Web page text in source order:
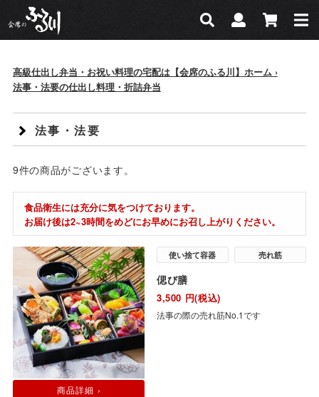
検索 マイページ
カー
検索
高級仕出し弁当・お祝い料理の宅配は【会席のふる川】ホーム
法事・法要の仕出し料理・折詰弁当
法事・法要
9件の商品がございます。
食品衛生には充分に気をつけております。
お届け後は2~3時間をめどにお早めにお召し上がりください。
商品詳細 ›
使い捨て容器 売れ筋
偲び膳
3,500 円(税込)
法事の際の売れ筋No.1です